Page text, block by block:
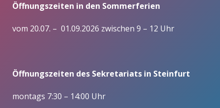
Öffnungszeiten in den Sommerferien
vom 20.07. – 01.09.2026 zwischen 9 – 12 Uhr
Öffnungszeiten des Sekretariats in Steinfurt
montags 7:30 – 14:00 Uhr